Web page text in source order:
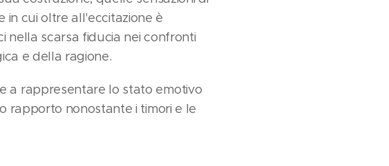
in cui oltre all'eccitazione è
nella scarsa fiducia nei confronti
e della ragione.
a rappresentare lo stato emotivo
rapporto nonostante i timori e le